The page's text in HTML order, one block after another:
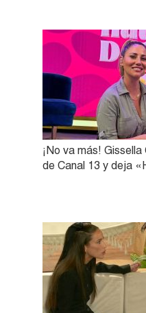
¡No va más!
de Canal 13 y deja